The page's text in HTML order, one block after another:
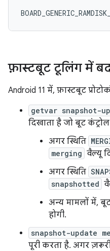
फ़ास्टबूट टूलिंग में
Android 11 में, फ़ास्टबूट
getvar snapshot-
दिखाता है जो बूट
अगर स्थिति
merging वैल्यू
अगर स्थिति
snapshotted
अन्य मामलों में,
होगी.
snapshot-update
पूरी करता है. अगर